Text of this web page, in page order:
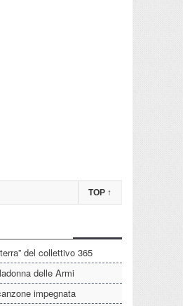
TOP ↑
del collettivo 365
delle Armi
impegnata